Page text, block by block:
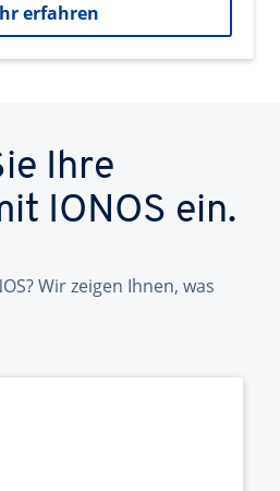
erfahren
Ihre
IONOS ein.
Wir zeigen Ihnen, was